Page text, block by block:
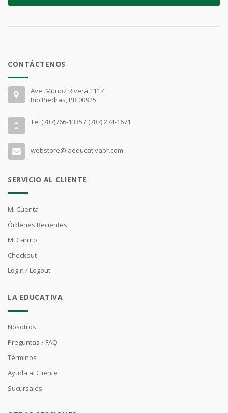
CONTÁCTENOS
Ave. Muñoz Rivera 1117
Río Piedras, PR 00925
Tel (787)766-1335 / (787) 274-1671
webstore@laeducativapr.com
SERVICIO AL CLIENTE
Mi Cuenta
Órdenes Recientes
Mi Carrito
Checkout
Login / Logout
LA EDUCATIVA
Nosotros
Preguntas / FAQ
Términos
Ayuda al Cliente
Sucursales